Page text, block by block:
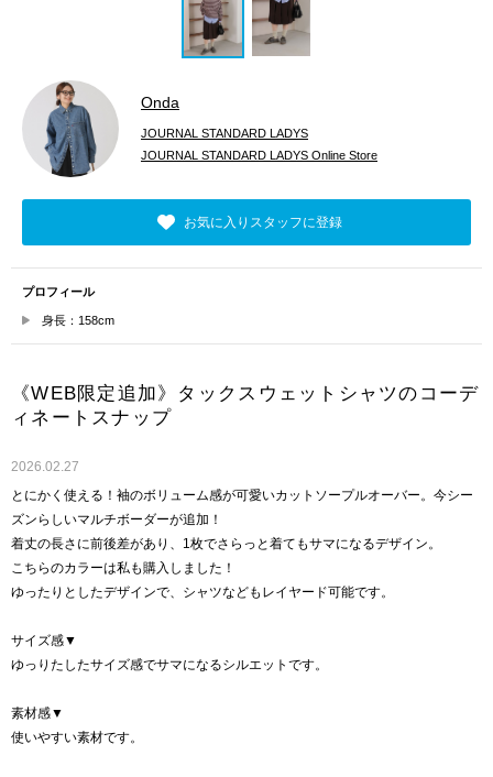
Onda
JOURNAL STANDARD LADYS
JOURNAL STANDARD LADYS Online Store
お気に入りスタッフに登録
プロフィール
身長：158cm
《WEB限定追加》タックスウェットシャツのコーデ
ィネートスナップ
2026.02.27
とにかく使える！袖のボリューム感が可愛いカットソープルオーバー。今シー
ズンらしいマルチボーダーが追加！
着丈の長さに前後差があり、1枚でさらっと着てもサマになるデザイン。
こちらのカラーは私も購入しました！
ゆったりとしたデザインで、シャツなどもレイヤード可能です。
サイズ感▼
ゆっりたしたサイズ感でサマになるシルエットです。
素材感▼
使いやすい素材です。